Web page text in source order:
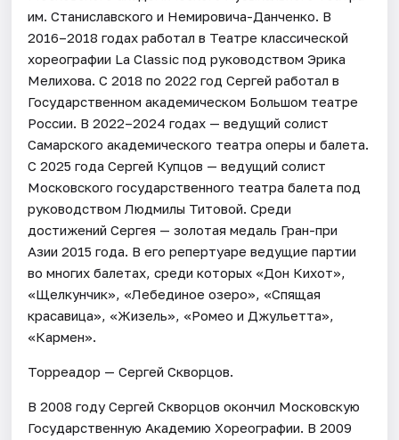
им. Станиславского и Немировича-Данченко. В
2016–2018 годах работал в Театре классической
хореографии La Classic под руководством Эрика
Мелихова. С 2018 по 2022 год Сергей работал в
Государственном академическом Большом театре
России. В 2022–2024 годах — ведущий солист
Самарского академического театра оперы и балета.
С 2025 года Сергей Купцов — ведущий солист
Московского государственного театра балета под
руководством Людмилы Титовой. Среди
достижений Сергея — золотая медаль Гран-при
Азии 2015 года. В его репертуаре ведущие партии
во многих балетах, среди которых «Дон Кихот»,
«Щелкунчик», «Лебединое озеро», «Спящая
красавица», «Жизель», «Ромео и Джульетта»,
«Кармен».
Торреадор — Сергей Скворцов.
В 2008 году Сергей Скворцов окончил Московскую
Государственную Академию Хореографии. В 2009